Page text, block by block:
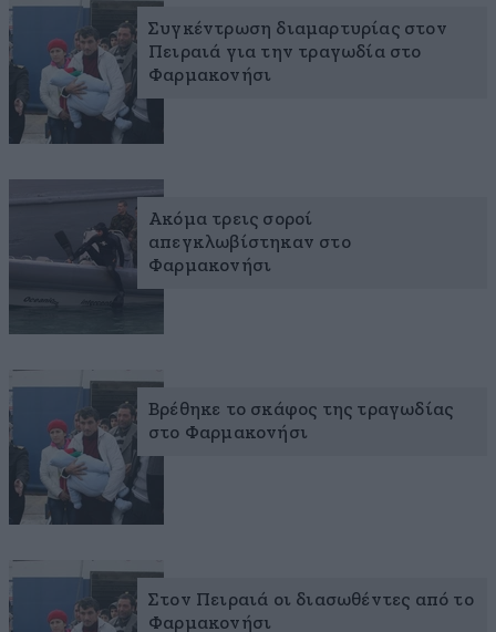
Συγκέντρωση διαμαρτυρίας στον
Πειραιά για την τραγωδία στο
Φαρμακονήσι
Ακόμα τρεις σοροί
απεγκλωβίστηκαν στο
Φαρμακονήσι
Βρέθηκε το σκάφος της τραγωδίας
στο Φαρμακονήσι
Στον Πειραιά οι διασωθέντες από το
Φαρμακονήσι